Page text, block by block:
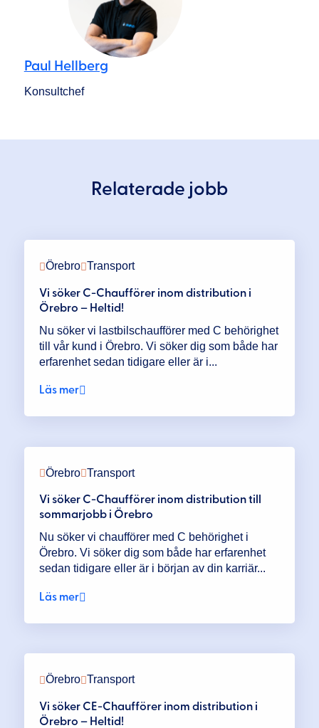
Paul Hellberg
Konsultchef
Relaterade jobb
Transport
Örebro
Vi söker C-Chaufförer inom distribution i
Örebro – Heltid!
Nu söker vi lastbilschaufförer med C behörighet
till vår kund i Örebro. Vi söker dig som både har
erfarenhet sedan tidigare eller är i...
Läs mer
Transport
Örebro
Vi söker C-Chaufförer inom distribution till
sommarjobb i Örebro
Nu söker vi chaufförer med C behörighet i
Örebro. Vi söker dig som både har erfarenhet
sedan tidigare eller är i början av din karriär...
Läs mer
Transport
Örebro
Vi söker CE-Chaufförer inom distribution i
Örebro – Heltid!